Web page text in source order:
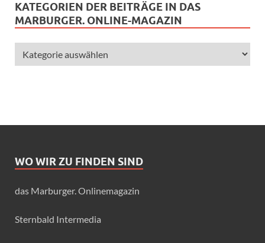
KATEGORIEN DER BEITRÄGE IN DAS
MARBURGER. ONLINE-MAGAZIN
WO WIR ZU FINDEN SIND
das Marburger. Onlinemagazin
Sternbald Intermedia